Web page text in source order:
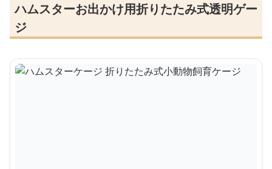
ハムスターお出かけ用折りたたみ式透明ゲー
ジ